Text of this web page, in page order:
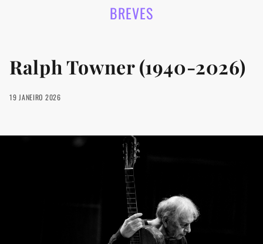
BREVES
Ralph Towner (1940-2026)
19 JANEIRO 2026
COMPRAR REVISTA